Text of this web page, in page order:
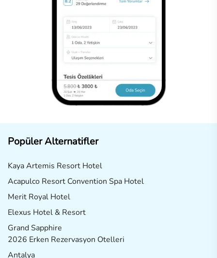
Popüler Alternatifler
Kaya Artemis Resort Hotel
Acapulco Resort Convention Spa Hotel
Merit Royal Hotel
Elexus Hotel & Resort
Grand Sapphire
2026 Erken Rezervasyon Otelleri
Antalya